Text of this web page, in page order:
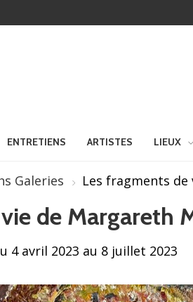
ENTRETIENS ARTISTES LIEUX
Galeries Les fragments
de Margareth
4 avril 2023 au 8 juillet 2023